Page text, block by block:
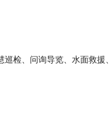
巡检、问询导览、水面救援